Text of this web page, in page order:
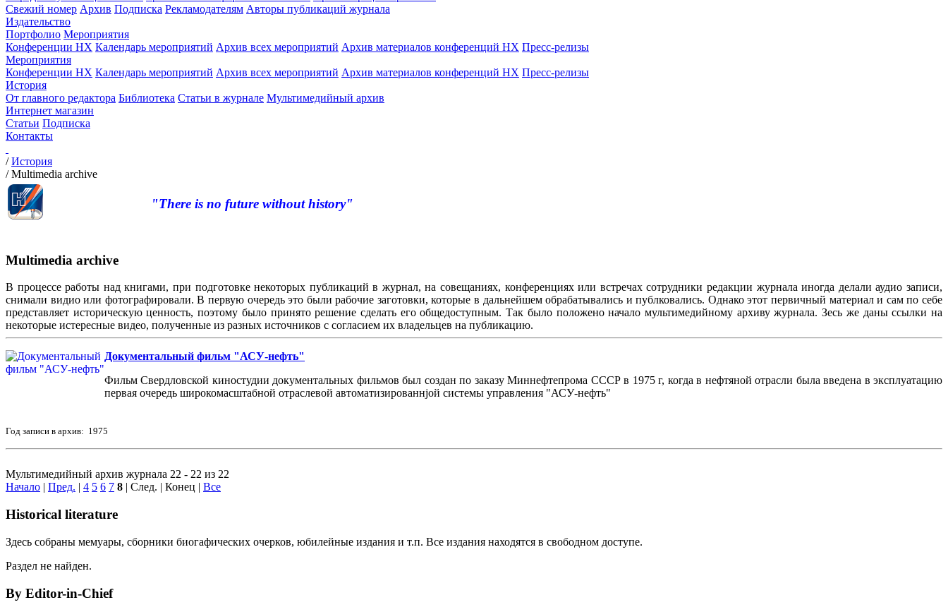
Свежий номер Архив Подписка Рекламодателям Авторы публикаций журнала
Издательство
Портфолио Мероприятия
Конференции НХ Календарь мероприятий Архив всех мероприятий Архив материалов конференций НХ Пресс-релизы
Мероприятия
Конференции НХ Календарь мероприятий Архив всех мероприятий Архив материалов конференций НХ Пресс-релизы
История
От главного редактора Библиотека Статьи в журнале Мультимедийный архив
Интернет магазин
Статьи Подписка
Контакты
/История
/Multimedia archive
"There is no future without history"
Multimedia archive
В процессе работы над книгами, при подготовке некоторых публикаций в журнал, на совещаниях, конференциях или встречах сотрудники редакции журнала иногда делали аудио записи,
снимали видио или фотографировали. В первую очередь это были рабочие заготовки, которые в дальнейшем обрабатывались и публковались. Однако этот первичный материал и сам по себе
представляет историческую ценность, поэтому было принято решение сделать его общедоступным. Так было положено начало мультимедийному архиву журнала. Зесь же даны ссылки на
некоторые истересные видео, полученные из разных источников с согласием их владельцев на публикацию.
Документальный фильм "АСУ-нефть"
Фильм Свердловской киностудии документальных фильмов был создан по заказу Миннефтепрома СССР в 1975 г, когда в нефтяной отрасли была введена в эксплуатацию
первая очередь широкомасштабной отраслевой автоматизированнjой системы управления "АСУ-нефть"
Год записи в архив: 1975
Мультимедийный архив журнала 22 - 22 из 22
Начало | Пред. | 4 5 6 7 8 | След. | Конец | Все
Historical literature
Здесь собраны мемуары, сборники биогафических очерков, юбилейные издания и т.п. Все издания находятся в свободном доступе.
Раздел не найден.
By Editor-in-Chief